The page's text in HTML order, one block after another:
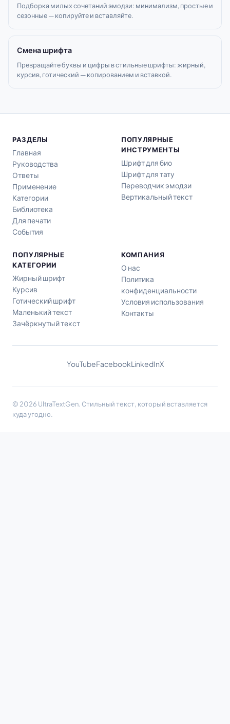
Подборка милых сочетаний эмодзи: минимализм, простые и
сезонные — копируйте и вставляйте.
Смена шрифта
Превращайте буквы и цифры в стильные шрифты: жирный,
курсив, готический — копированием и вставкой.
РАЗДЕЛЫ
Главная
Руководства
Ответы
Применение
Категории
Библиотека
Для печати
События
ПОПУЛЯРНЫЕ
ИНСТРУМЕНТЫ
Шрифт для био
Шрифт для тату
Переводчик эмодзи
Вертикальный текст
ПОПУЛЯРНЫЕ
КАТЕГОРИИ
Жирный шрифт
Курсив
Готический шрифт
Маленький текст
Зачёркнутый текст
КОМПАНИЯ
О нас
Политика
конфиденциальности
Условия использования
Контакты
YouTubeFacebookLinkedInX
© 2026 UltraTextGen. Стильный текст, который вставляется
куда угодно.